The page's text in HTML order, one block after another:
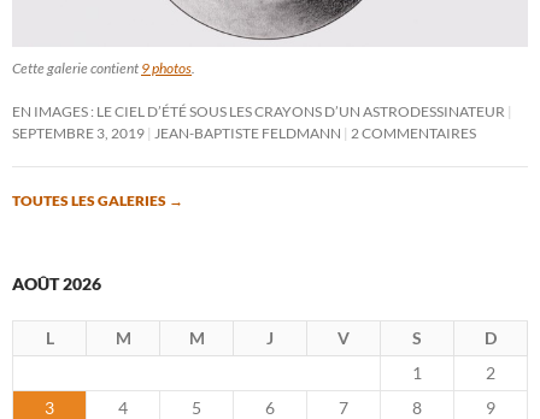
Cette galerie contient 9 photos
EN IMAGES : LE CIEL D’ÉTÉ SOUS LES CRAYONS D’UN ASTRODESSINATEUR
SEPTEMBRE 3, 2019
JEAN-BAPTISTE FELDMANN 2 COMMENTAIRES
TOUTES LES GALERIES →
AOÛT 2026
L M M J V S
D
1
2
3
4 5 6 7 8
9